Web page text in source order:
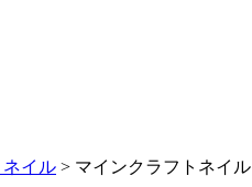
ネイル > マインクラフトネイル